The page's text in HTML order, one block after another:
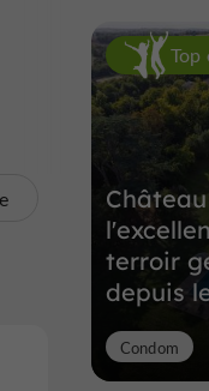
Top
terroir
depuis
Condom